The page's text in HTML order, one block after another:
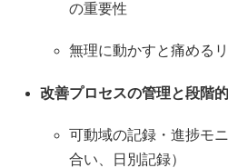
の重要性
無理に動かすと痛める
改善プロセスの管理と段階
可動域の記録・進捗モ
合い、日別記録）